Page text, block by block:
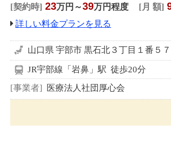
契約時 23万円～39万円程度 月 額
詳しい料金プランを見る
山口県 宇部市 黒石北３丁目１番５
JR宇部線「岩鼻」駅 徒歩20分
事業者
医療法人社団厚心会